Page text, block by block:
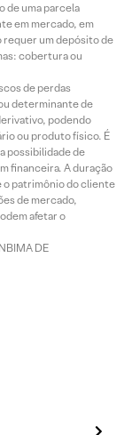
de uma parcela
em mercado, em
requer um depósito de
cobertura ou
de perdas
determinante de
podendo
ou produto físico. É
possibilidade de
financeira. A duração
o patrimônio do cliente
de mercado,
afetar o
DE